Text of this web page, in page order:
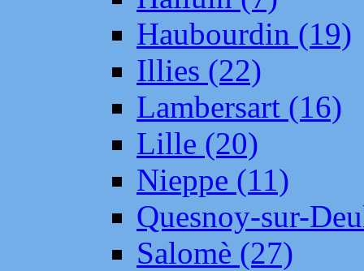
Haubourdin (19)
Illies (22)
Lambersart (16)
Lille (20)
Nieppe (11)
Quesnoy-sur-
Salomè (27)